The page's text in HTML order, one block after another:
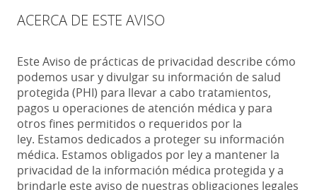
ACERCA DE ESTE AVISO
Este Aviso de prácticas de privacidad describe cómo
podemos usar y divulgar su información de salud
protegida (PHI) para llevar a cabo tratamientos,
pagos u operaciones de atención médica y para
otros fines permitidos o requeridos por la
ley. Estamos dedicados a proteger su información
médica. Estamos obligados por ley a mantener la
privacidad de la información médica protegida y a
brindarle este aviso de nuestras obligaciones legales